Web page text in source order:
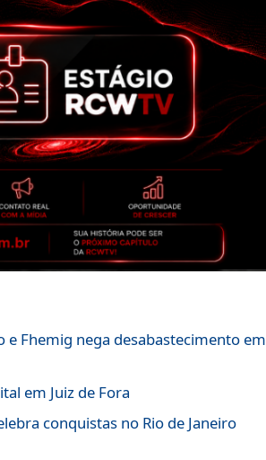
e Fhemig nega desabastecimento em
em Juiz de Fora
conquistas no Rio de Janeiro